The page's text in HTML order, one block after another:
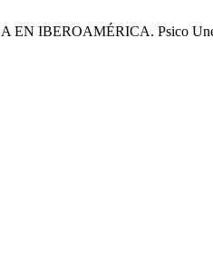
IBEROAMÉRICA. Psico